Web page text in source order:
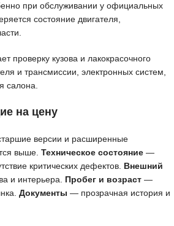
при обслуживании у официальных
состояние двигателя,
проверку кузова и лакокрасочного
и трансмиссии, электронных систем,
салона.
на цену
версии и расширенные
выше. Техническое состояние —
критических дефектов. Внешний
и интерьера. Пробег и возраст —
Документы — прозрачная история и